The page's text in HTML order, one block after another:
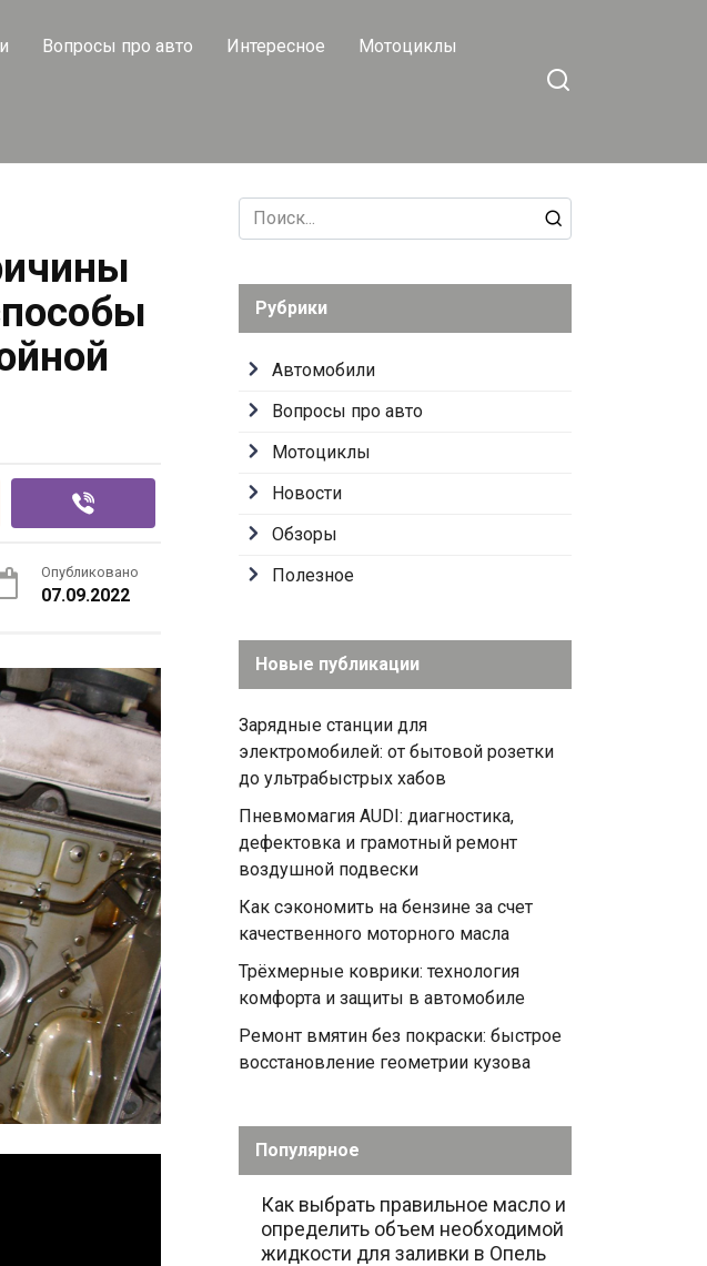
Вопросы про авто Интересное Мотоциклы
Опубликовано
07.09.2022
Search
for:
Рубрики
Автомобили
Вопросы про авто
Мотоциклы
Новости
Обзоры
Полезное
Новые публикации
Зарядные станции для
электромобилей: от бытовой розетки
до ультрабыстрых хабов
Пневмомагия AUDI: диагностика,
дефектовка и грамотный ремонт
воздушной подвески
Как сэкономить на бензине за счет
качественного моторного масла
Трёхмерные коврики: технология
комфорта и защиты в автомобиле
Ремонт вмятин без покраски: быстрое
восстановление геометрии кузова
Популярное
Как выбрать правильное масло и
определить объем необходимой
жидкости для заливки в Опель